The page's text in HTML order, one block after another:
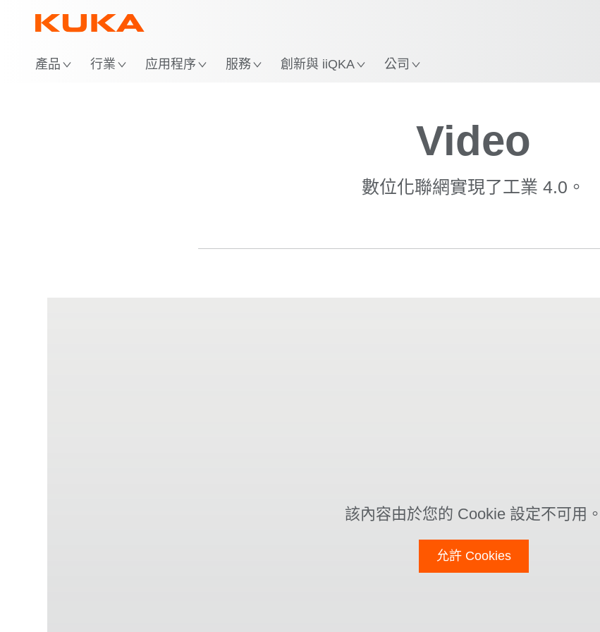
產品 行業 应用程序 服務 創新與 iiQKA 公司
Video
數位化聯網實現了工業 4.0。
該內容由於您的 Cookie 設定不可用。
允許 Cookies